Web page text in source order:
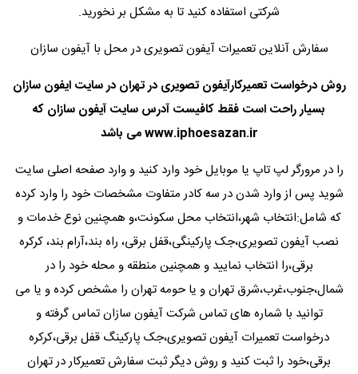
شرکتی استفاده کنید تا به مشکل بر نخورید.
سفارش آنلاین تعمیرات آیفون تصویری در محل با آیفون سازان
روش درخواست تعمیرکارآیفون تصویری در تهران در سایت ایفون سازان
بسیار راحت است فقط کافیست آدرس سایت آیفون سازان که
www.iphoesazan.irمی باشد
را در مرورگر لپ تاپ یا موبایل خود وارد کنید و وارد صفحه اصلی سایت
شوید پس از وارد شدن در سه کادر متفاوت مشخصات خود را وارد کرده
که شامل:انتخاب شهر،انتخاب محل سکونت،و همچنین نوع خدمات و
نصب آیفون تصویری،جک پارکینگی،قفل برقی، راه بند،آرام بند، کرکره
برقی،را انتخاب نمایید و همچنین منطقه و محله خود را در
شمال،جنوب،غرب،شرق تهران و یا حومه تهران را مشخص کرده و یا می
توانید با شماره های تماس شرکت آیفون سازان تماس گرفته و
درخواست تعمیرات آیفون تصویری،جک پارکینگ قفل برقی،کرکره
برقی،خود را ثبت کنید و روش دیگر ثبت سفارش تعمیرکار در تهران